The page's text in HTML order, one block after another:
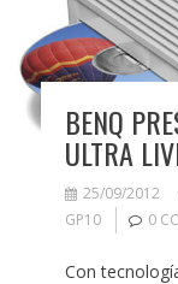
BENQ
ULTRA
25/09/2012
GP10
0
Con